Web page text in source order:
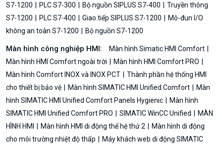
S7-1200
PLC S7-300 Bộ nguồn SIPLUS S7-400
Truyền thông
S7-1200
PLC S7-400 Giao tiếp SIPLUS S7-1200
Mô-đun I/O
không an toàn S7-1200
Bộ nguồn S7-1200
Màn hình công nghiệp HMI:
Màn hình Simatic HMI Comfort
Màn hình HMI Comfort ngoài trời
Màn hình HMI Comfort PRO
Màn hình Comfort INOX và INOX PCT
Thành phần hệ thống HMI
cho thiết bị bảo vệ
Màn hình SIMATIC HMI Unified Comfort
Màn
hình SIMATIC HMI Unified Comfort Panels Hygienic
Màn hình
SIMATIC HMI Unified Comfort PRO
SIMATIC WinCC Unified
MÀN
HÌNH HMI
Màn hình HMI di động thế hệ thứ 2
Màn hình di động
cho môi trường nhiệt độ thấp
Máy khách web di động SIMATIC